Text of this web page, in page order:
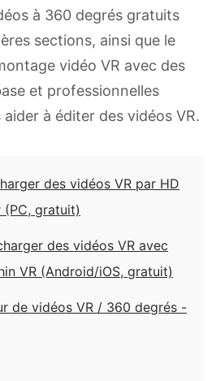
à 360 degrés gratuits
sections, ainsi que le
vidéo VR avec des
et professionnelles
à éditer des vidéos VR.
des vidéos VR par HD
gratuit)
des vidéos VR avec
VR (Android/iOS, gratuit)
de vidéos VR / 360 degrés -